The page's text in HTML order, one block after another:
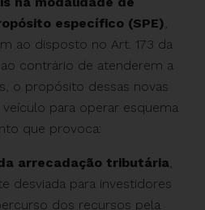
específico (SPE),
ao disposto no Art. 173 da
contrário de atenderem a
o propósito dessas novas
para operar esquema
que provoca:
arrecadação tributária,
desviada para investidores
dos recursos pela